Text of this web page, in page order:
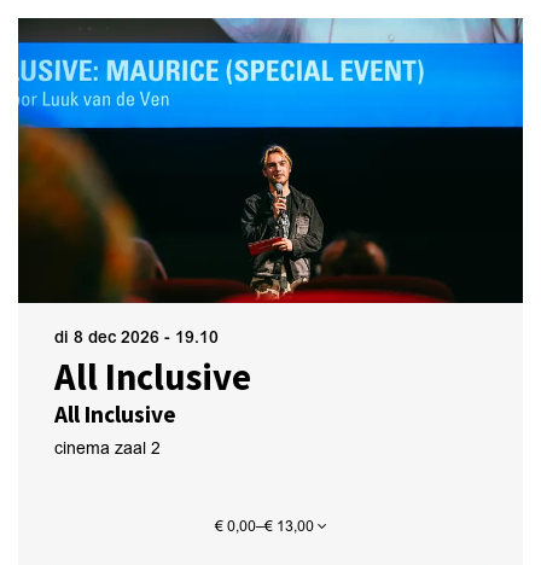
All Inclusive
All Inclusive
di 8 dec 2026 - 19.10
cinema zaal 2
€ 0,00–€ 13,00